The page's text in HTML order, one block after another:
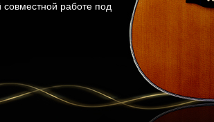
работе под